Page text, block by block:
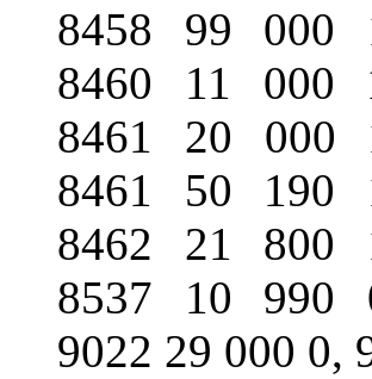
8458 99
8460 11
8461 20
8461 50
8462 21
8537 10
9022 29 000 0,